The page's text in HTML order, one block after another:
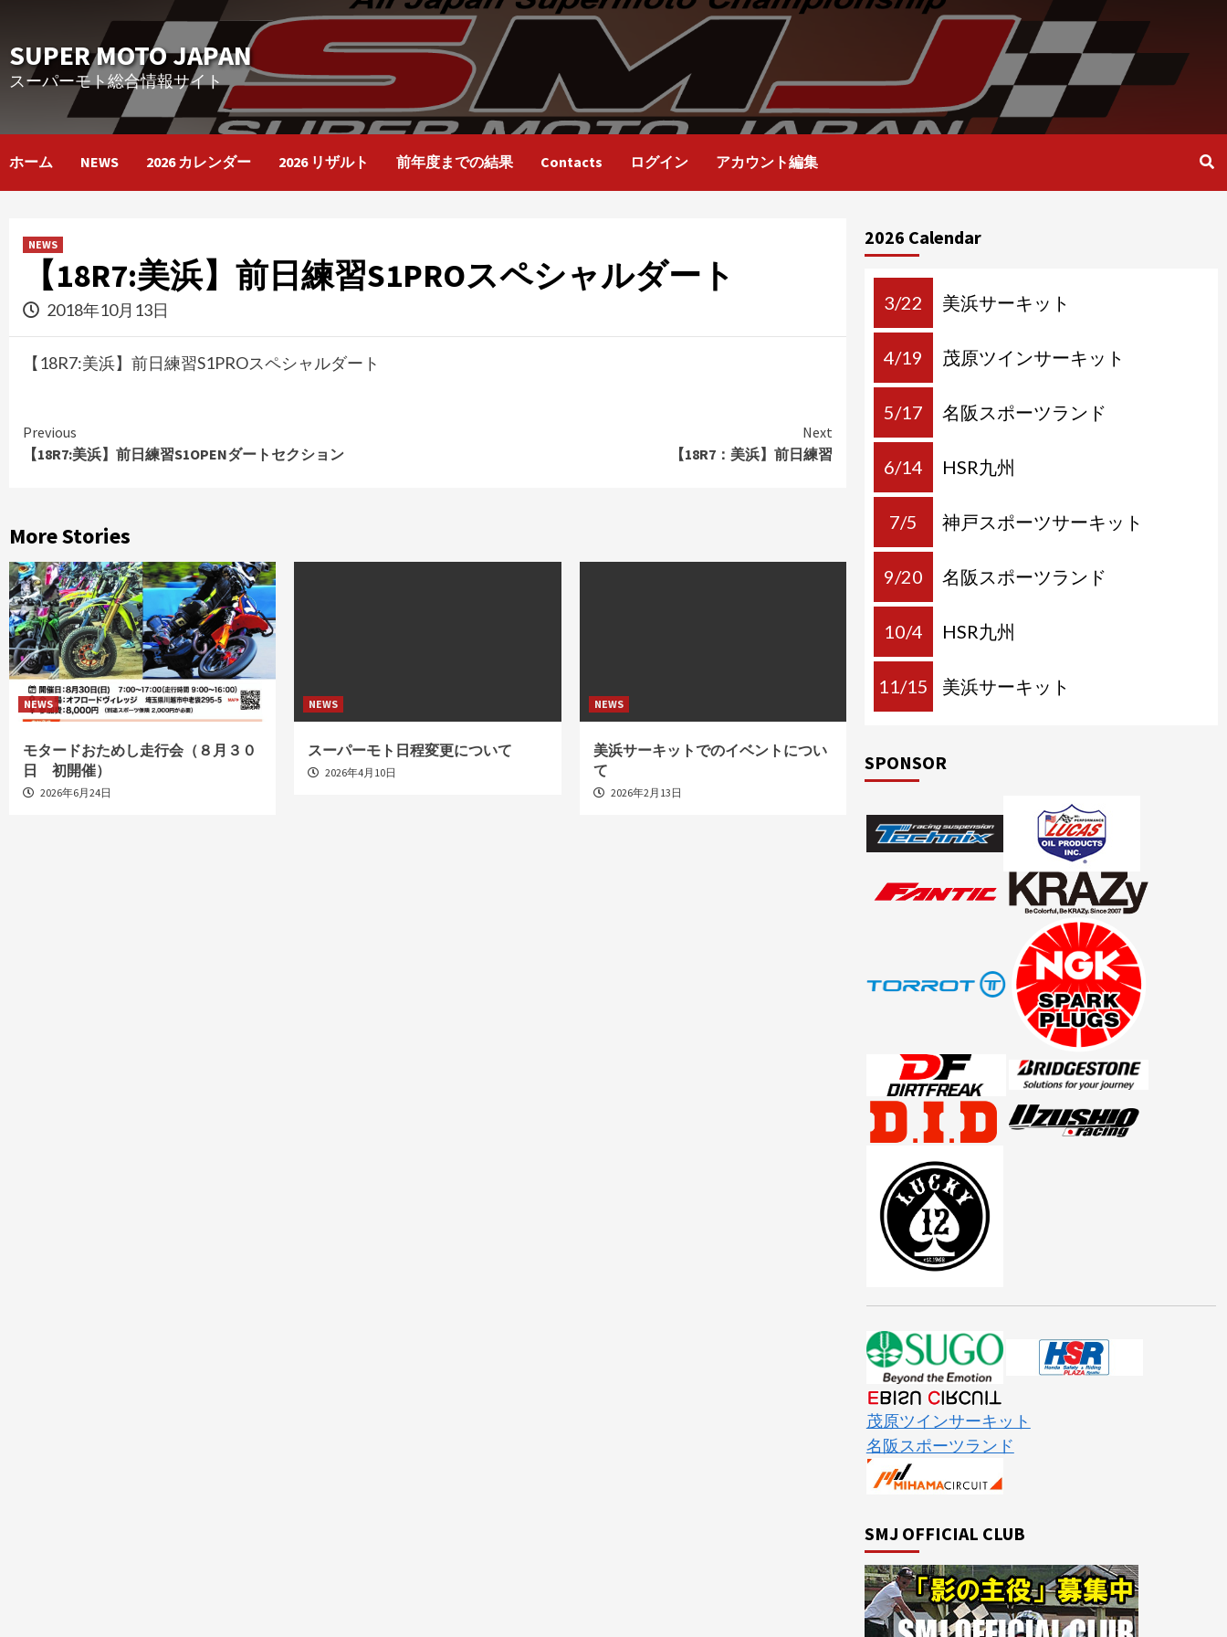
content
SUPER MOTO JAPAN
スーパーモト総合情報サイト
ホーム NEWS 2026 カレンダー 2026 リザルト 前年度までの結果 Contacts ログイン アカウント編集
NEWS
【18R7:美浜】前日練習S1PROスペシャルダート
2018年10月13日
【18R7:美浜】前日練習S1PROスペシャルダート
Continue
Reading
Previous
【18R7:美浜】前日練習S1OPENダートセクション
Next
【18R7：美浜】前日練習
More Stories
NEWS
モタードおためし走行会（８月３０
日 初開催）
2026年6月24日
NEWS
スーパーモト日程変更について
2026年4月10日
NEWS
美浜サーキットでのイベントについ
て
2026年2月13日
2026 Calendar
3/22 美浜サーキット
4/19 茂原ツインサーキット
5/17 名阪スポーツランド
6/14 HSR九州
7/5 神戸スポーツサーキット
9/20 名阪スポーツランド
10/4 HSR九州
11/15 美浜サーキット
SPONSOR
茂原ツインサーキット
名阪スポーツランド
SMJ OFFICIAL CLUB